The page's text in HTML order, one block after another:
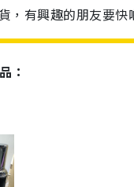
，有興趣的朋友要快
：